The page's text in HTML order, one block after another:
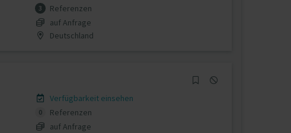
3
Referenzen
auf Anfrage
Deutschland
Verfügbarkeit einsehen
0
Referenzen
auf Anfrage